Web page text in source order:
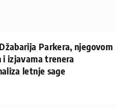
Parkera, njegovom
i izjavama trenera
letnje sage